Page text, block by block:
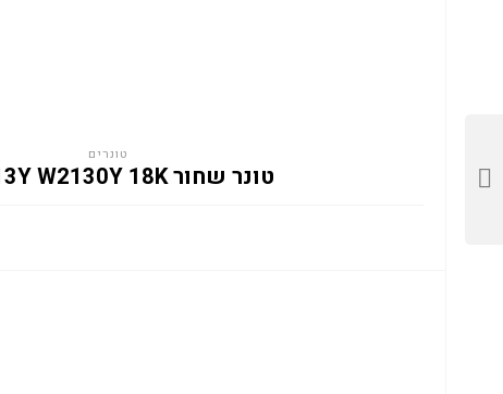
טונרים
טונר שחור HP 213Y W2130Y 18K